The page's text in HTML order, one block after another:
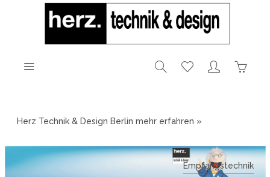
Herz Technik & Design Berlin mehr erfahren »
Empfangstechnik